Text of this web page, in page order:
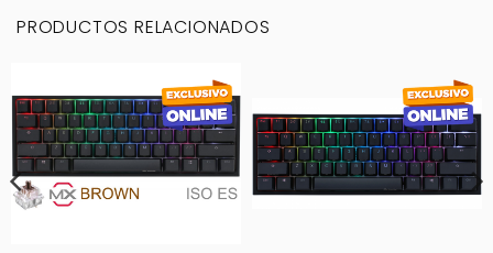
PRODUCTOS RELACIONADOS